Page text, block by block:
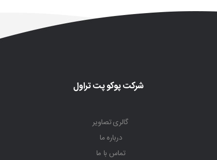
شرکت پوکو پت تراول
گالری تصاویر
درباره ما
تماس با ما